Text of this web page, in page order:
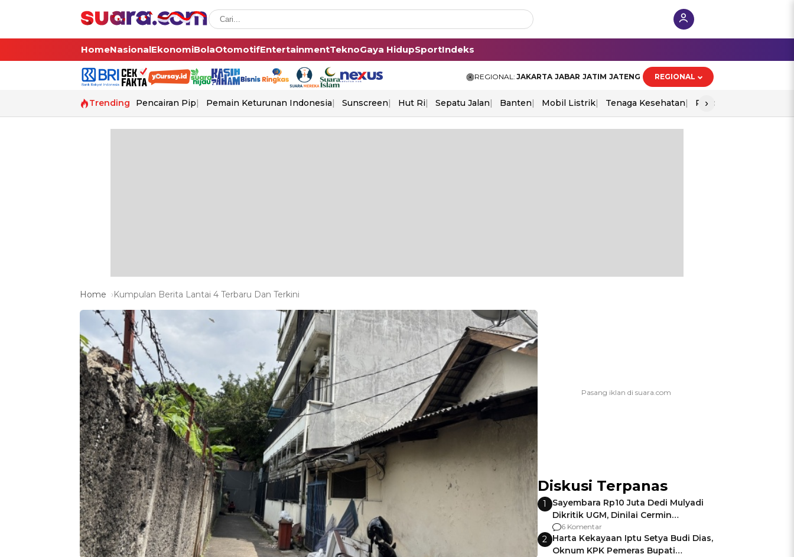
HomeNasionalEkonomiBolaOtomotifEntertainmentTeknoGaya HidupSportIndeks
REGIONAL: JAKARTA JABAR JATIM JATENG REGIONAL
Trending Pencairan Pip Pemain Keturunan Indonesia Sunscreen Hut Ri Sepatu Jalan Banten Mobil Listrik Tenaga Kesehatan Piala Aff 2026
›
Home Kumpulan Berita Lantai 4 Terbaru Dan Terkini
Diskusi Terpanas
1
Sayembara Rp10 Juta Dedi Mulyadi
Dikritik UGM, Dinilai Cermin
Gagalnya Negara Jamin Keamanan
6 Komentar
2 Harta Kekayaan Iptu Setya Budi Dias,
Oknum KPK Pemeras Bupati